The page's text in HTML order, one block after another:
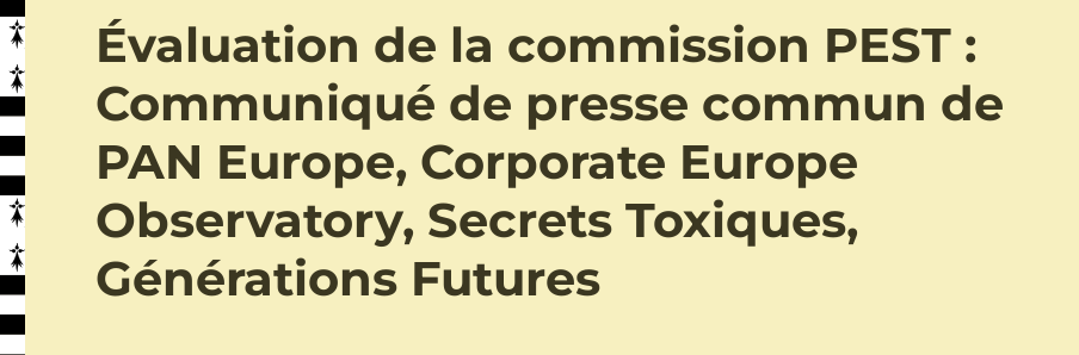
Évaluation de la commission PEST :
Communiqué de presse commun de
PAN Europe, Corporate Europe
Observatory, Secrets Toxiques,
Générations Futures